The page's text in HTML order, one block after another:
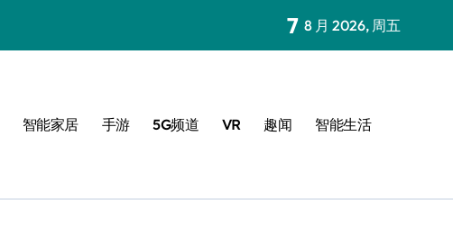
7 8 月 2026, 周五
智能家居 手游 5G频道 VR 趣闻 智能生活